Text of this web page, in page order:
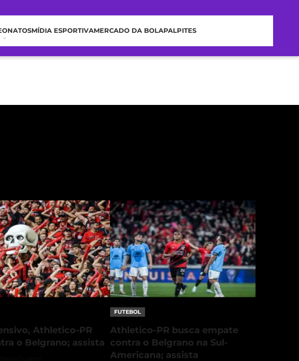
MÍDIA ESPORTIVAMERCADO DA BOLAPALPITES
Athletico-PR
o Belgrano; assista
FUTEBOL
Athletico-PR busca empate
contra o Belgrano na Sul-
Americana; assista